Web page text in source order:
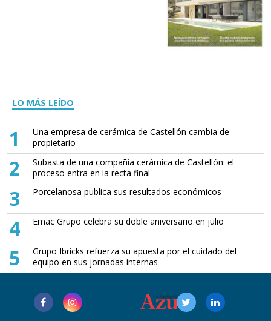
LO MÁS LEÍDO
1
Una empresa de cerámica de Castellón cambia de
propietario
2
Subasta de una compañía cerámica de Castellón: el
proceso entra en la recta final
3 Porcelanosa publica sus resultados económicos
4 Emac Grupo celebra su doble aniversario en julio
5
Grupo Ibricks refuerza su apuesta por el cuidado del
equipo en sus jornadas internas